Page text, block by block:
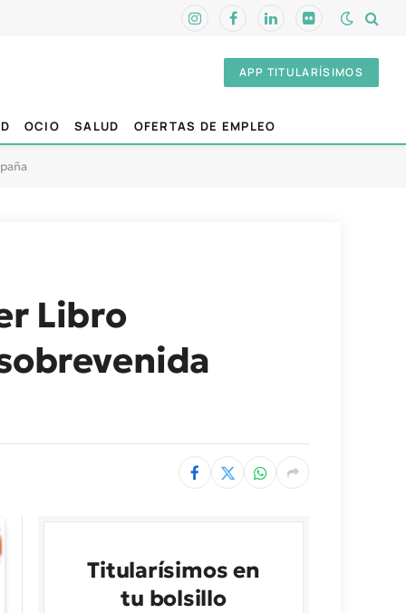
InstagramFacebookLinkedInFlickr
APP TITULARÍSIMOS
OCIO SALUD OFERTAS DE EMPLEO
Libro
Titularísimos en
tu bolsillo